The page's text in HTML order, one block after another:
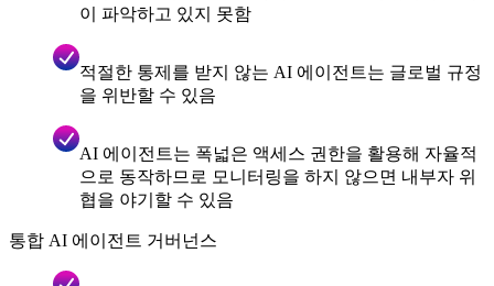
이 파악하고 있지 못함
적절한 통제를 받지 않는 AI 에이전트는 글로벌 규정
을 위반할 수 있음
AI 에이전트는 폭넓은 액세스 권한을 활용해 자율적
으로 동작하므로 모니터링을 하지 않으면 내부자 위
협을 야기할 수 있음
통합 AI 에이전트 거버넌스